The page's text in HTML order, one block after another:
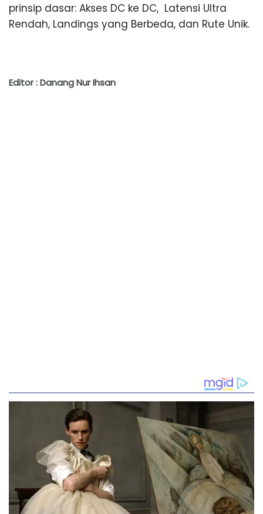
prinsip dasar: Akses DC ke DC, Latensi Ultra
Rendah, Landings yang Berbeda, dan Rute Unik.
Editor : Danang Nur Ihsan